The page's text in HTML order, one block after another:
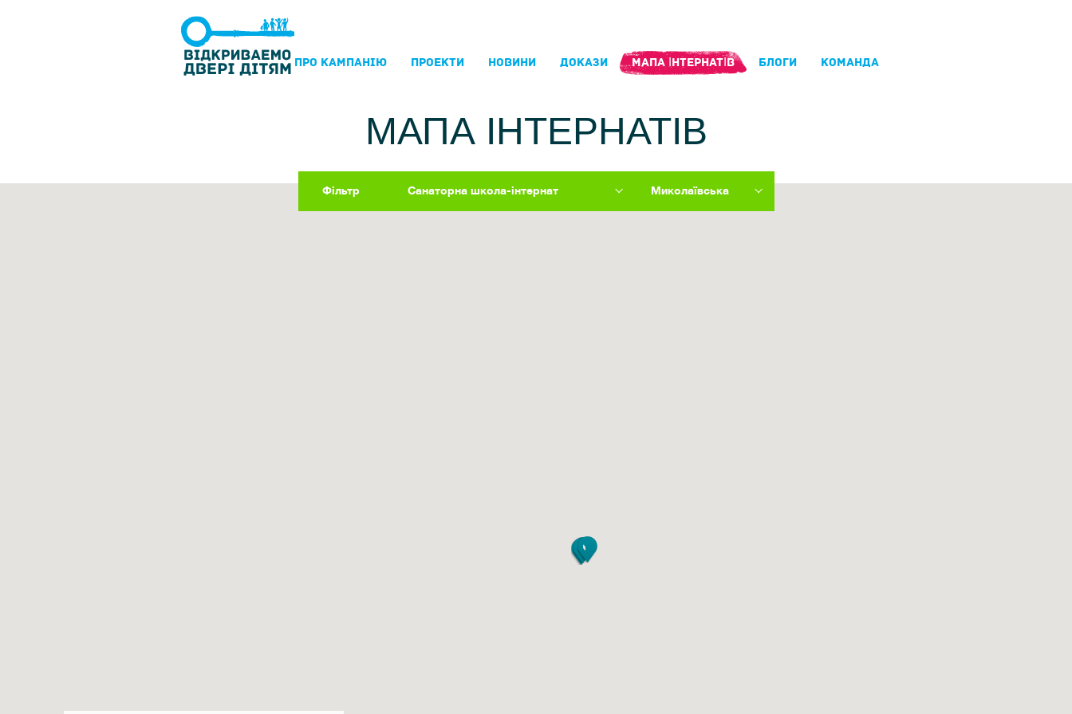
ПРО КАМПАНIЮ ПРОЕКТИ НОВИНИ ДОКАЗИ МАПА ІНТЕРНАТІВ БЛОГИ КОМАНДА
МАПА ІНТЕРНАТІВ
Фільтр Санаторна школа-інтернат Миколаївська